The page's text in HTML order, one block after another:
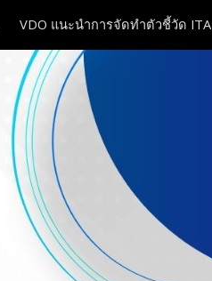
VDO แนะนำการจัดทำตัวชี้วัด ITA